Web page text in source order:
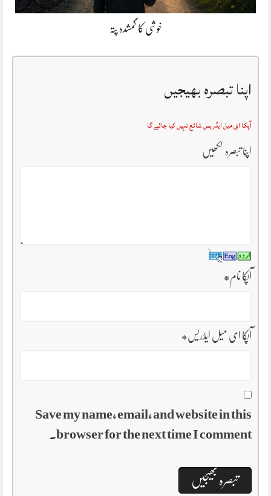
خوشی کا گمشدہ پتہ
اپنا تبصرہ بھیجیں
آپکا ای میل ایڈریس شائع نہیں کیا جائے گا
اپنا تبصرہ لکھیں
آپکا نام*
آپکا ای میل ایڈریس*
Save my name, email, and website in this
browser for the next time I comment.